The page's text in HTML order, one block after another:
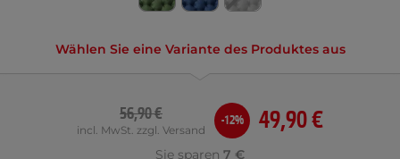
Wählen Sie eine Variante des Produktes aus
49,90 €
56,90 €
incl. MwSt. zzgl. Versand
-12%
Sie sparen 7 €